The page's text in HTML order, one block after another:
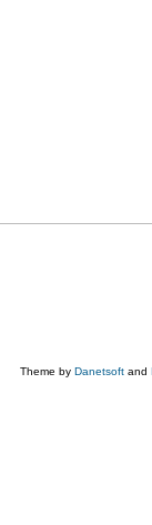
Theme by Danetsoft and